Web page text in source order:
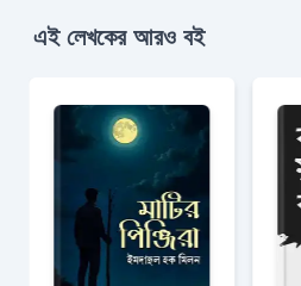
এই লেখকের আরও বই